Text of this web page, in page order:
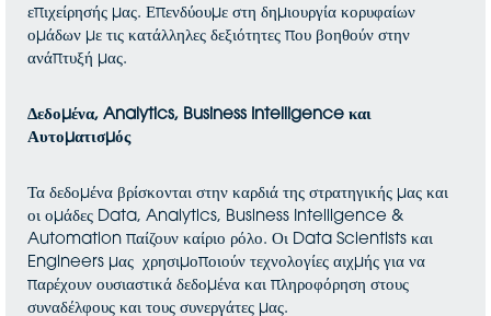
επιχείρησής μας. Επενδύουμε στη δημιουργία κορυφαίων
ομάδων με τις κατάλληλες δεξιότητες που βοηθούν στην
ανάπτυξή μας.
Δεδομένα, Analytics, Business Intelligence και
Αυτοματισμός
Τα δεδομένα βρίσκονται στην καρδιά της στρατηγικής μας και
οι ομάδες Data, Analytics, Business Intelligence &
Automation παίζουν καίριο ρόλο. Οι Data Scientists και
Engineers μας χρησιμοποιούν τεχνολογίες αιχμής για να
παρέχουν ουσιαστικά δεδομένα και πληροφόρηση στους
συναδέλφους και τους συνεργάτες μας.